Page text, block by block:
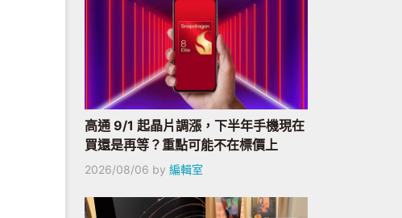
高通 9/1 起晶片調漲，下半年手機現在
買還是再等？重點可能不在標價上
2026/08/06 by 編輯室